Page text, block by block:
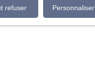
refuser Personnaliser